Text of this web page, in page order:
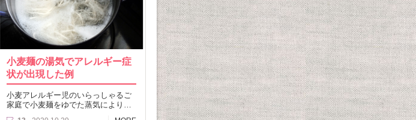
小麦麺の湯気でアレルギー症
状が出現した例
小麦アレルギー児のいらっしゃるご
家庭で小麦麺をゆでた蒸気により…